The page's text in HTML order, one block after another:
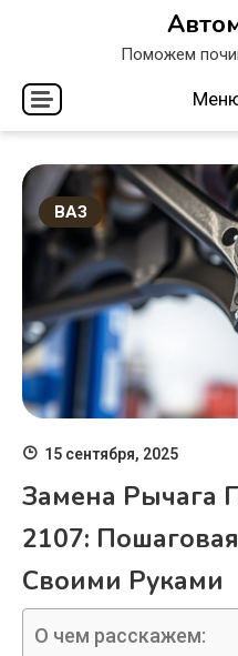
Поможем
ВАЗ
15 сентября, 2025
Замена Рычага
2107:
Своими Руками
О чем расскажем: